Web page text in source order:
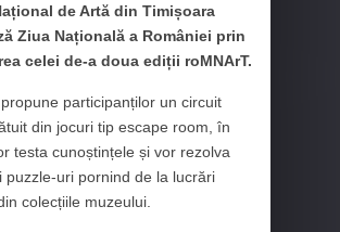
de Artă din Timișoara
Ziua Națională a României prin
celei de-a doua ediții roMNArT.
participanților un circuit
din jocuri tip escape room, în
testa cunoștințele și vor rezolva
puzzle-uri pornind de la lucrări
colecțiile muzeului.